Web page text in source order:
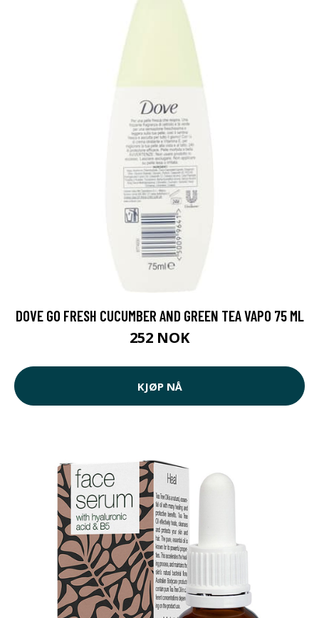
DOVE GO FRESH CUCUMBER AND GREEN TEA VAPO 75 ML
252 NOK
KJØP NÅ